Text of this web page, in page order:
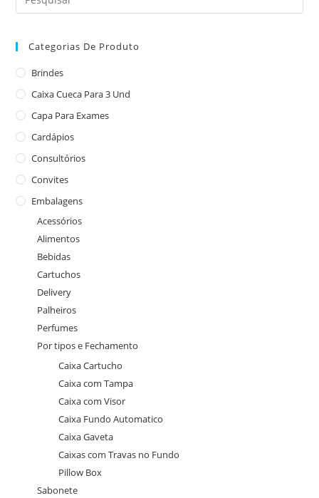
Categorias De Produto
Brindes
Caixa Cueca Para 3 Und
Capa Para Exames
Cardápios
Consultórios
Convites
Embalagens
Acessórios
Alimentos
Bebidas
Cartuchos
Delivery
Palheiros
Perfumes
Por tipos e Fechamento
Caixa Cartucho
Caixa com Tampa
Caixa com Visor
Caixa Fundo Automatico
Caixa Gaveta
Caixas com Travas no Fundo
Pillow Box
Sabonete